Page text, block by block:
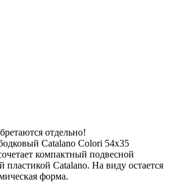
отдельно!
Catalano Colori 54x35
компактный подвесной
пластикой Catalano. На виду остается
форма.